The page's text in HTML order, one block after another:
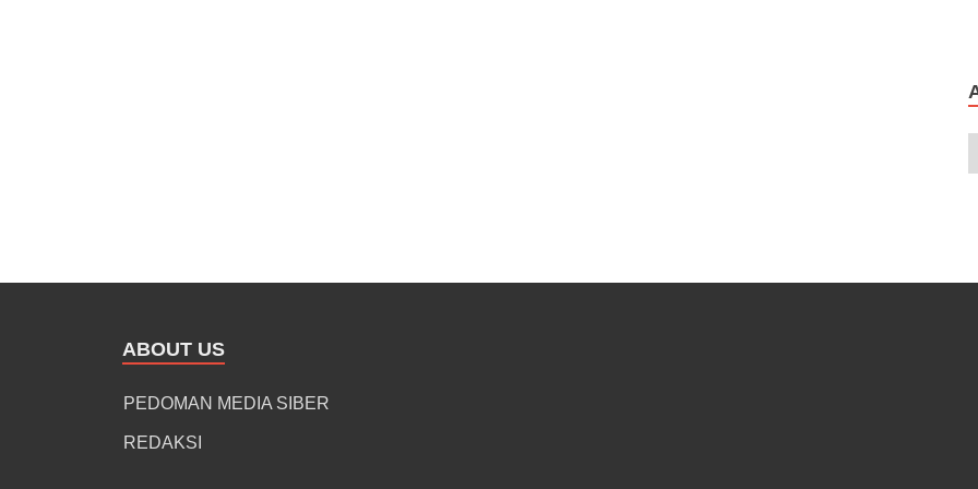
ABOUT US
PEDOMAN MEDIA SIBER
REDAKSI